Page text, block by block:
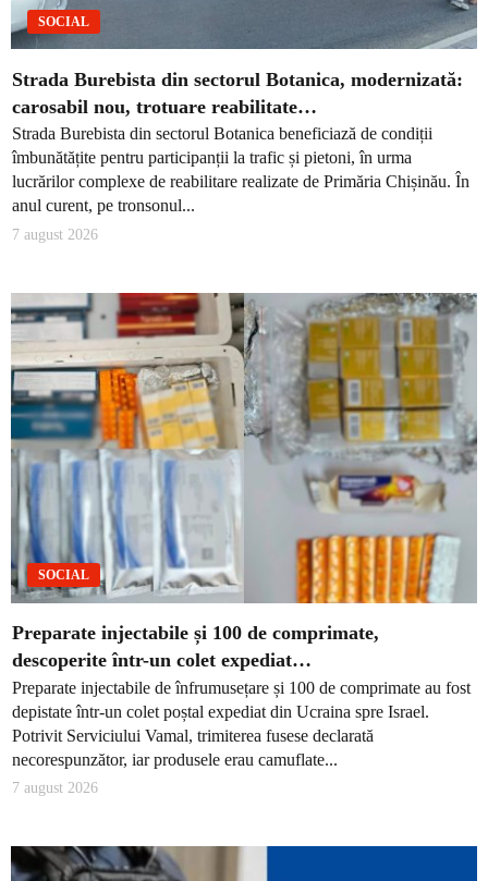
SOCIAL
Strada Burebista din sectorul Botanica, modernizată:
carosabil nou, trotuare reabilitate…
Strada Burebista din sectorul Botanica beneficiază de condiții
îmbunătățite pentru participanții la trafic și pietoni, în urma
lucrărilor complexe de reabilitare realizate de Primăria Chișinău. În
anul curent, pe tronsonul...
7 august 2026
SOCIAL
Preparate injectabile și 100 de comprimate,
descoperite într-un colet expediat…
Preparate injectabile de înfrumusețare și 100 de comprimate au fost
depistate într-un colet poștal expediat din Ucraina spre Israel.
Potrivit Serviciului Vamal, trimiterea fusese declarată
necorespunzător, iar produsele erau camuflate...
7 august 2026